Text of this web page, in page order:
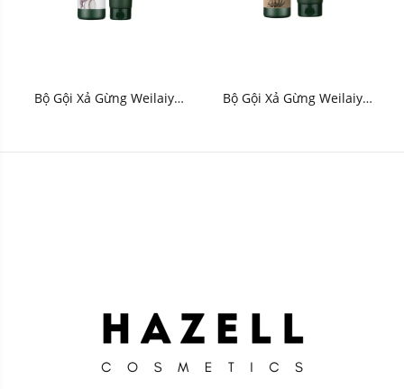
Bộ Gội Xả Gừng Weilaiya
Bộ Gội Xả Gừng Weilaiya